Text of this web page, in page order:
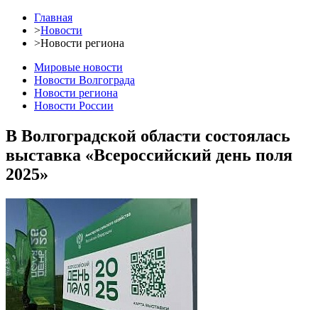
Главная
>Новости
>Новости региона
Мировые новости
Новости Волгограда
Новости региона
Новости России
В Волгоградской области состоялась
выставка «Всероссийский день поля
2025»